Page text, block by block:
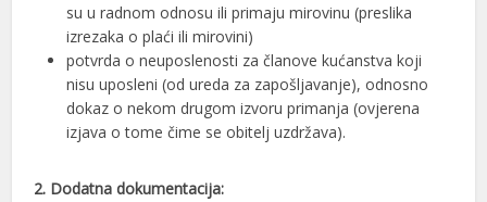
su u radnom odnosu ili primaju mirovinu (preslika
izrezaka o plaći ili mirovini)
potvrda o neuposlenosti za članove kućanstva koji
nisu uposleni (od ureda za zapošljavanje), odnosno
dokaz o nekom drugom izvoru primanja (ovjerena
izjava o tome čime se obitelj uzdržava).
2. Dodatna dokumentacija: